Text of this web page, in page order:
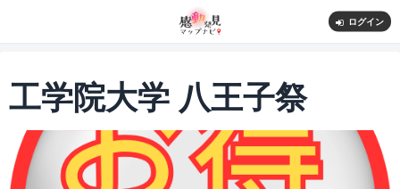
ログイン
工学院大学 八王子祭